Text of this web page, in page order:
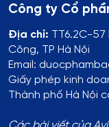
Công ty Cổ
Địa chỉ: TT6.2C-57
Công, TP Hà Nội
Email:
Giấy phép kinh
Thành phố Hà Nội